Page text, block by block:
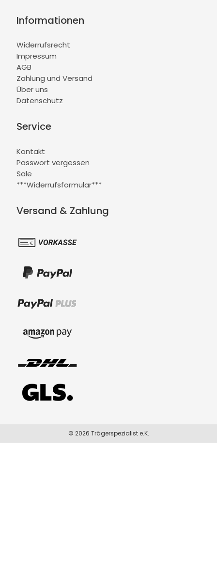
Informationen
Widerrufsrecht
Impressum
AGB
Zahlung und Versand
Über uns
Datenschutz
Service
Kontakt
Passwort vergessen
Sale
***Widerrufsformular***
Versand & Zahlung
© 2026 Trägerspezialist e.K.